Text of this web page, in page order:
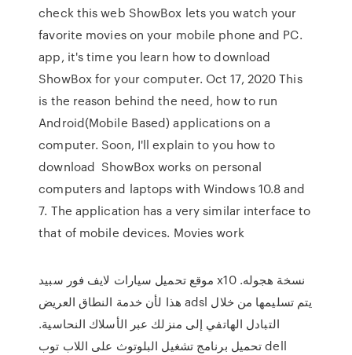
check this web ShowBox lets you watch your
favorite movies on your mobile phone and PC.
app, it's time you learn how to download
ShowBox for your computer. Oct 17, 2020 This
is the reason behind the need, how to run
Android(Mobile Based) applications on a
computer. Soon, I'll explain to you how to
download ShowBox works on personal
computers and laptops with Windows 10.8 and
7. The application has a very similar interface to
that of mobile devices. Movies work
موقع تحميل سيارات لايف فور سبيد x10 نسخة هجوله.
هذا لأن خدمة النطاق العريض adsl يتم تسليمها من خلال
التبادل الهاتفي إلى منزلك عبر الأسلاك النحاسية.
تحميل برنامج تشغيل البلوتوث على اللاب توب dell